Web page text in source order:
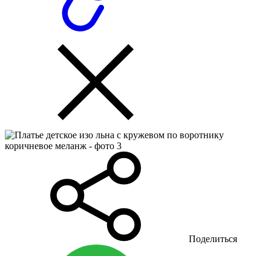
Поделиться